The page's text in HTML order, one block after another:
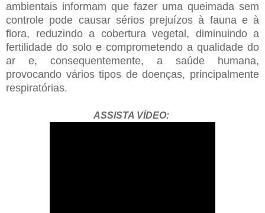
ambientais informam que fazer uma queimada sem
controle pode causar sérios prejuízos à fauna e à
flora, reduzindo a cobertura vegetal, diminuindo a
fertilidade do solo e comprometendo a qualidade do
ar e, consequentemente, a saúde humana,
provocando vários tipos de doenças, principalmente
respiratórias.
ASSISTA VÍDEO: